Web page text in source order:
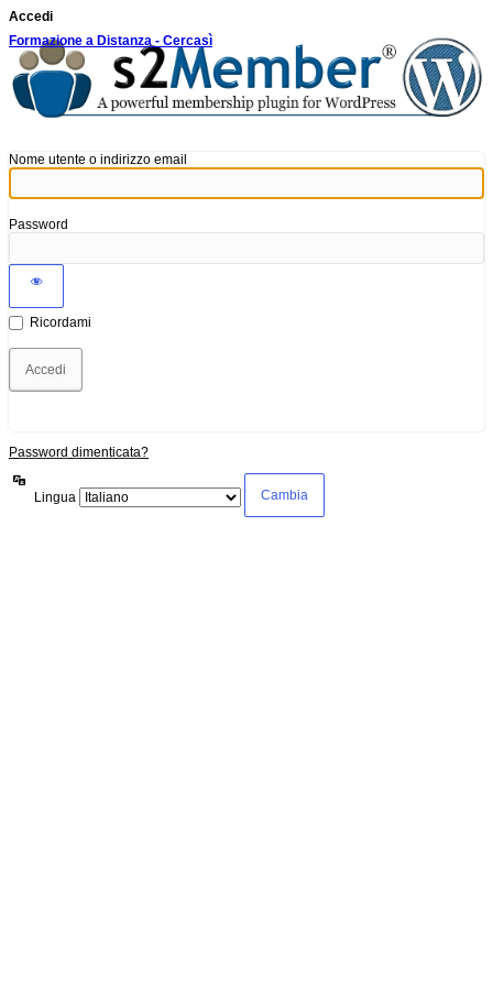
Accedi
Formazione a Distanza - Cercasì
Nome utente o indirizzo email
Password
Ricordami
Password dimenticata?
Lingua